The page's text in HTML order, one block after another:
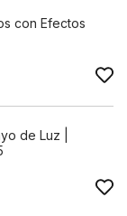
con Efectos
de Luz |